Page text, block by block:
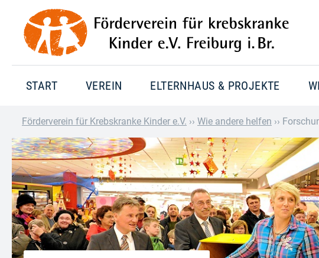
START VEREIN ELTERNHAUS & PROJEKTE
Förderverein für Krebskranke Kinder e.V. ›› Wie andere helfen ››